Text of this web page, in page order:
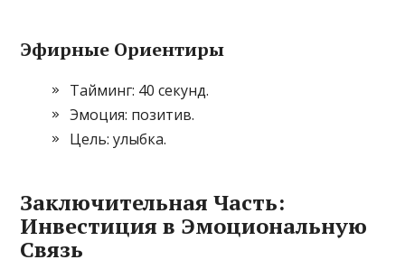
Эфирные Ориентиры
Тайминг: 40 секунд.
Эмоция: позитив.
Цель: улыбка.
Заключительная Часть:
Инвестиция в Эмоциональную
Связь